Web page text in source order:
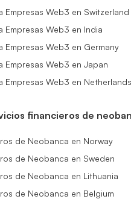
Empresas Web3 en Switzerland
Empresas Web3 en India
Empresas Web3 en Germany
Empresas Web3 en Japan
Empresas Web3 en Netherlands
financieros de
de Neobanca en Norway
de Neobanca en Sweden
de Neobanca en Lithuania
de Neobanca en Belgium